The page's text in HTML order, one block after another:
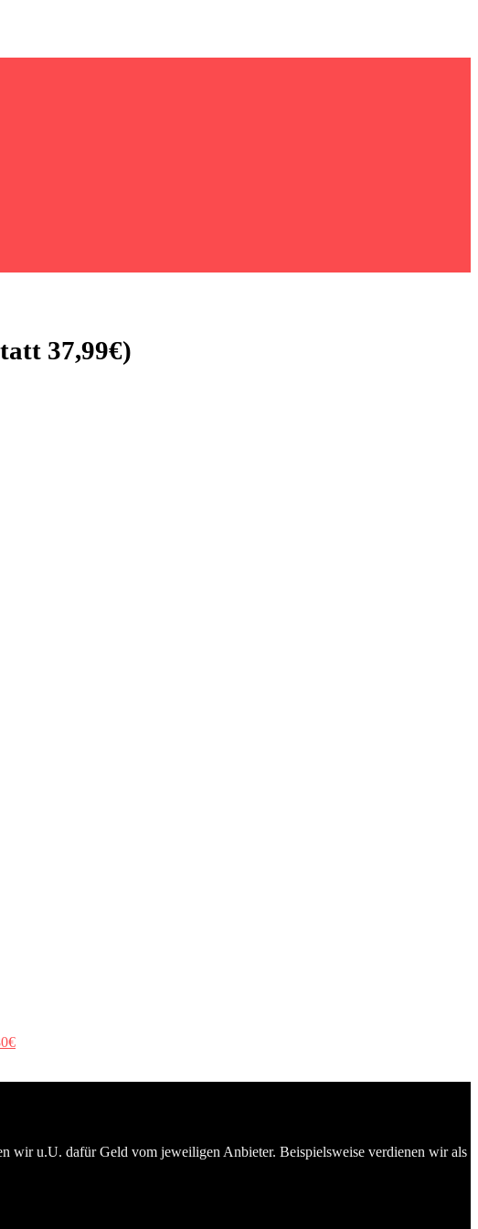
37,99€)
wir u.U. dafür Geld vom jeweiligen Anbieter. Beispielsweise verdienen wir als